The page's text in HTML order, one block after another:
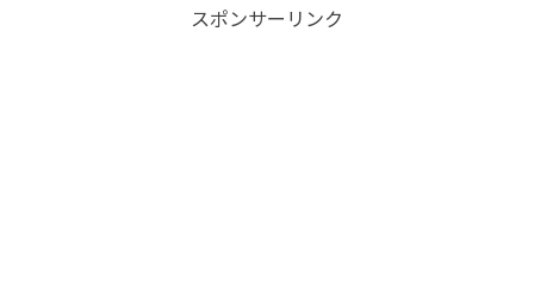
スポンサーリンク